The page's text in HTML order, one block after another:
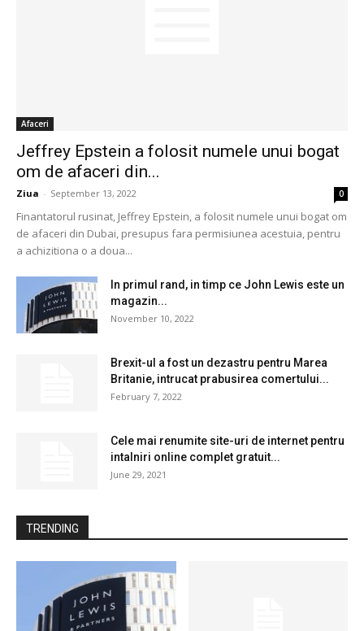
Afaceri
Jeffrey Epstein a folosit numele unui bogat
om de afaceri din...
Ziua - September 13, 2022 0
Finantatorul rusinat, Jeffrey Epstein, a folosit numele unui bogat om
de afaceri din Dubai, presupus fara permisiunea acestuia, pentru
a achizitiona o a doua...
In primul rand, in timp ce John Lewis este un
magazin...
November 10, 2022
Brexit-ul a fost un dezastru pentru Marea
Britanie, intrucat prabusirea comertului...
February 7, 2022
Cele mai renumite site-uri de internet pentru
intalniri online complet gratuit...
June 29, 2021
TRENDING